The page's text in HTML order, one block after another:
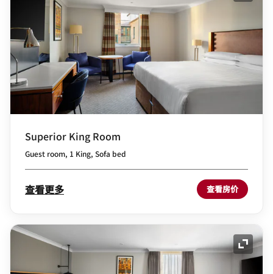
Superior King Room
Guest room, 1 King, Sofa bed
查看更多 查看房价
展开